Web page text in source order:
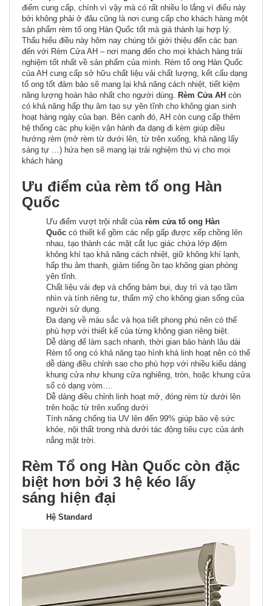
điểm cung cấp, chính vì vậy mà có rất nhiều lo lắng vì điểu này
bởi không phải ở đâu cũng là nơi cung cấp cho khách hàng một
sản phẩm rèm tổ ong Hàn Quốc tốt mà giá thành lại hợp lý.
Thấu hiểu điều này hôm nay chúng tôi giới thiệu đến các bạn
đến với Rèm Cửa AH – nơi mang đến cho mọi khách hàng trải
nghiệm tốt nhất về sản phẩm của mình. Rèm tổ ong Hàn Quốc
của AH cung cấp sở hữu chất liệu vải chất lượng, kết cấu dạng
tổ ong tốt đảm bảo sẽ mang lại khả năng cách nhiệt, tiết kiệm
năng lượng hoàn hảo nhất cho người dùng. Rèm Cửa AH còn
có khả năng hấp thụ âm tạo sự yên tĩnh cho không gian sinh
hoạt hàng ngày của bạn. Bên cạnh đó, AH còn cung cấp thêm
hệ thống các phụ kiện vận hành đa dạng đi kèm giúp điều
hướng rèm (mở rèm từ dưới lên, từ trên xuống, khả năng lấy
sáng tự …) hứa hẹn sẽ mang lại trải nghiệm thú vị cho mọi
khách hàng
Ưu điểm của rèm tổ ong Hàn
Quốc
Ưu điểm vượt trội nhất của rèm cửa tổ ong Hàn
Quốc có thiết kế gồm các nếp gấp được xếp chồng lên
nhau, tạo thành các mặt cắt lục giác chứa lớp đệm
không khí tạo khả năng cách nhiệt, giữ không khí lạnh,
hấp thu âm thanh, giảm tiếng ồn tạo không gian phòng
yên tĩnh.
Chất liệu vải đẹp và chống bám bụi, duy trì và tạo tầm
nhìn và tính riêng tư, thẩm mỹ cho không gian sống của
người sử dụng.
Đa dạng về màu sắc và họa tiết phong phú nên có thể
phù hợp với thiết kế của từng không gian riêng biệt.
Dễ dàng để làm sạch nhanh, thời gian bảo hành lâu dài
Rèm tổ ong có khả năng tạo hình khá linh hoạt nên có thể
dễ dàng điều chỉnh sao cho phù hợp với nhiều kiểu dáng
khung cửa như khung cửa nghiêng, tròn, hoặc khung cửa
sổ có dạng vòm….
Dễ dàng điều chỉnh linh hoạt mở, đóng rèm từ dưới lên
trên hoặc từ trên xuống dưới
Tính năng chống tia UV lên đến 99% giúp bảo vệ sức
khỏe, nội thất trong nhà dưới tác động tiêu cực của ánh
nắng mặt trời.
Rèm Tổ ong Hàn Quốc còn đặc
biệt hơn bởi 3 hệ kéo lấy
sáng hiện đại
Hệ Standard